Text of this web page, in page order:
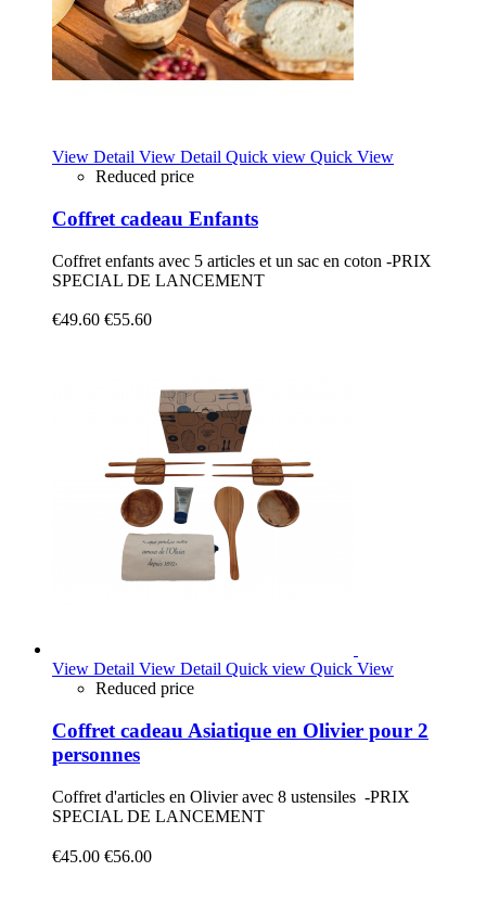
View Detail View Detail Quick view Quick View
Reduced price
Coffret cadeau Enfants
Coffret enfants avec 5 articles et un sac en coton -PRIX
SPECIAL DE LANCEMENT
€49.60 €55.60
View Detail View Detail Quick view Quick View
Reduced price
Coffret cadeau Asiatique en Olivier pour 2
personnes
Coffret d'articles en Olivier avec 8 ustensiles -PRIX
SPECIAL DE LANCEMENT
€45.00 €56.00